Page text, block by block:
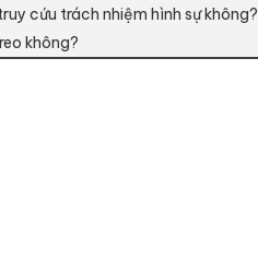
cứu trách nhiệm hình sự không?
không?